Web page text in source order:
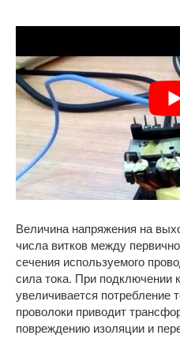
Величина напряжения на
числа витков между
сечения используемого
сила тока. При подключении
увеличивается потребление
проволоки приводит
повреждению изоляции и